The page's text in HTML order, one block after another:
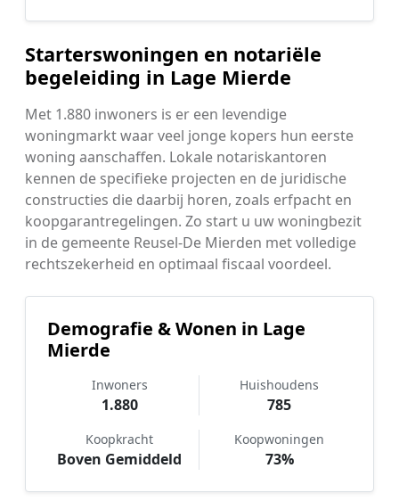
Starterswoningen en notariële
begeleiding in Lage Mierde
Met 1.880 inwoners is er een levendige
woningmarkt waar veel jonge kopers hun eerste
woning aanschaffen. Lokale notariskantoren
kennen de specifieke projecten en de juridische
constructies die daarbij horen, zoals erfpacht en
koopgarantregelingen. Zo start u uw woningbezit
in de gemeente Reusel-De Mierden met volledige
rechtszekerheid en optimaal fiscaal voordeel.
Demografie & Wonen in Lage
Mierde
Inwoners
1.880
Huishoudens
785
Koopkracht
Boven Gemiddeld
Koopwoningen
73%